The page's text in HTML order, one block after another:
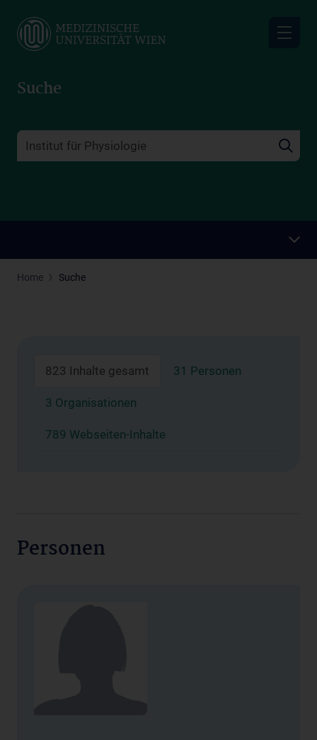
main
Suche
Home Suche
823 Inhalte gesamt 31 Personen
3 Organisationen
789 Webseiten-Inhalte
Personen